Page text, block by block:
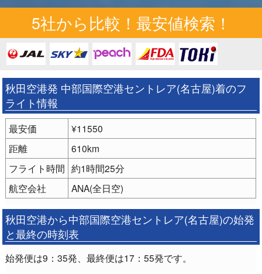
5社から比較！最安値検索！
秋田空港発 中部国際空港セントレア(名古屋)着のフ
ライト情報
最安価
¥11550
距離
610km
フライト時間 約1時間25分
航空会社
ANA(全日空)
秋田空港から中部国際空港セントレア(名古屋)の始発
と最終の時刻表
始発便は9：35発、最終便は17：55発です。